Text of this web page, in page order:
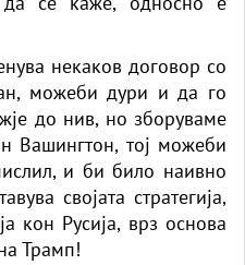
некаков договор со
можеби дури и да го
до нив, но зборуваме
Вашингтон, тој можеби
и би било наивно
својата стратегија,
кон Русија, врз основа
Трамп!